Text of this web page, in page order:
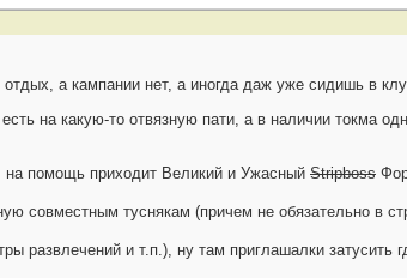
отдых, а кампании нет, а иногда даж уже сидишь в
на какую-то отвязную пати, а в наличии токма
на помощь приходит Великий и Ужасный Stripboss
туснякам (причем не обязательно в
развлечений и т.п.), ну там приглашалки затусить